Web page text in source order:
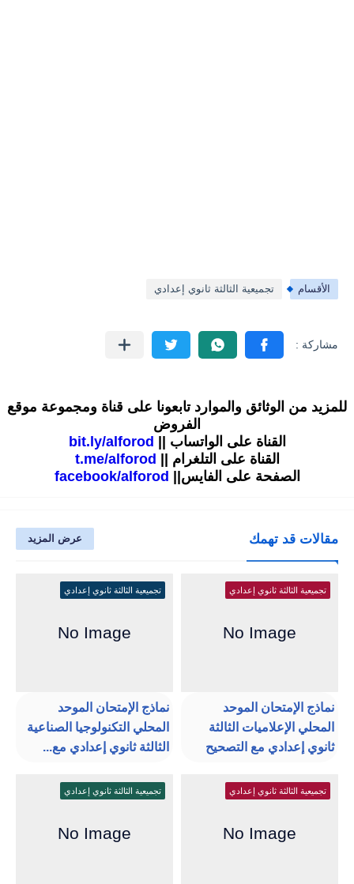
الأقسام تجميعية الثالثة ثانوي إعدادي
للمزيد من الوثائق والموارد تابعونا على قناة ومجموعة موقع
الفروض
القناة على الواتساب || bit.ly/alforod
القناة على التلغرام || t.me/alforod
الصفحة على الفايس|| facebook/alforod
مقالات قد تهمك عرض المزيد
تجميعية الثالثة ثانوي إعدادي
نماذج الإمتحان الموحد
المحلي الإعلاميات الثالثة
ثانوي إعدادي مع التصحيح
تجميعية الثالثة ثانوي إعدادي
نماذج الإمتحان الموحد
المحلي التكنولوجيا الصناعية
الثالثة ثانوي إعدادي مع...
تجميعية الثالثة ثانوي إعدادي تجميعية الثالثة ثانوي إعدادي